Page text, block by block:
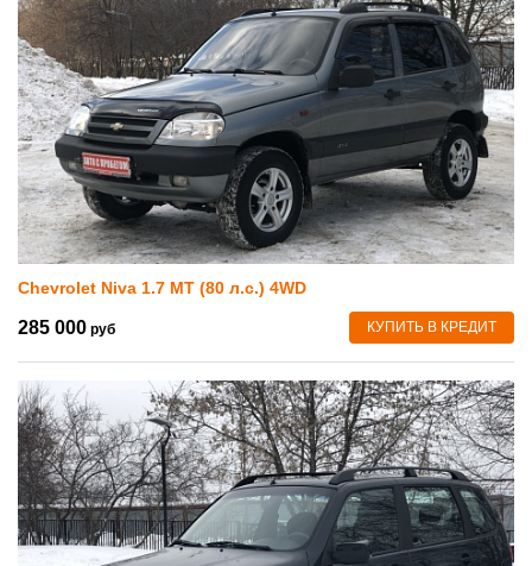
Chevrolet Niva 1.7 MT (80 л.с.) 4WD
285 000 руб КУПИТЬ В КРЕДИТ